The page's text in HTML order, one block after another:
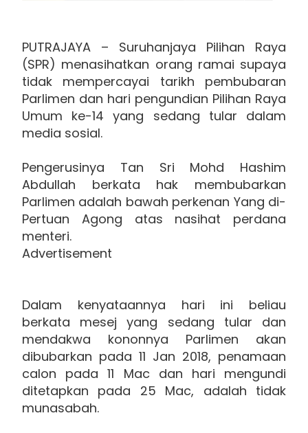
PUTRAJAYA – Suruhanjaya Pilihan Raya
(SPR) menasihatkan orang ramai supaya
tidak mempercayai tarikh pembubaran
Parlimen dan hari pengundian Pilihan Raya
Umum ke-14 yang sedang tular dalam
media sosial.
Pengerusinya Tan Sri Mohd Hashim
Abdullah berkata hak membubarkan
Parlimen adalah bawah perkenan Yang di-
Pertuan Agong atas nasihat perdana
menteri.
Advertisement
Dalam kenyataannya hari ini beliau
berkata mesej yang sedang tular dan
mendakwa kononnya Parlimen akan
dibubarkan pada 11 Jan 2018, penamaan
calon pada 11 Mac dan hari mengundi
ditetapkan pada 25 Mac, adalah tidak
munasabah.